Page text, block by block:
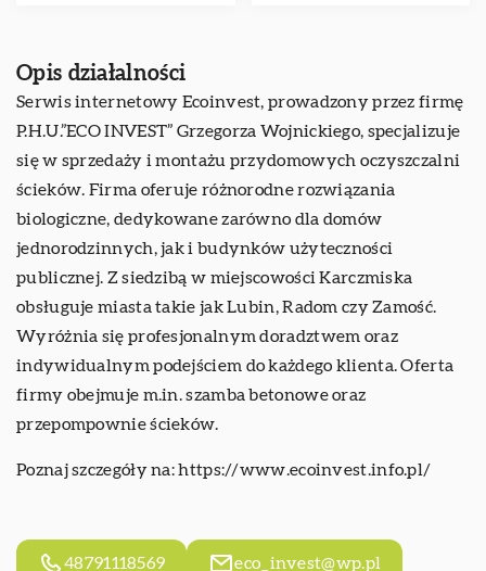
Opis działalności
Serwis internetowy Ecoinvest, prowadzony przez firmę
P.H.U.”ECO INVEST” Grzegorza Wojnickiego, specjalizuje
się w sprzedaży i montażu przydomowych oczyszczalni
ścieków. Firma oferuje różnorodne rozwiązania
biologiczne, dedykowane zarówno dla domów
jednorodzinnych, jak i budynków użyteczności
publicznej. Z siedzibą w miejscowości Karczmiska
obsługuje miasta takie jak Lubin, Radom czy Zamość.
Wyróżnia się profesjonalnym doradztwem oraz
indywidualnym podejściem do każdego klienta. Oferta
firmy obejmuje m.in. szamba betonowe oraz
przepompownie ścieków.
Poznaj szczegóły na:https://www.ecoinvest.info.pl/
48791118569 eco_invest@wp.pl